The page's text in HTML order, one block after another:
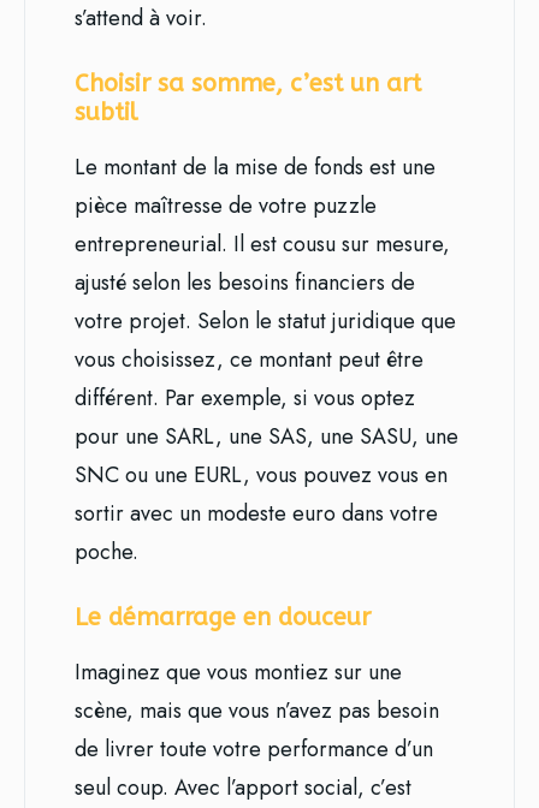
s’attend à voir.
Choisir sa somme, c’est un art
subtil
Le montant de la mise de fonds est une
pièce maîtresse de votre puzzle
entrepreneurial. Il est cousu sur mesure,
ajusté selon les besoins financiers de
votre projet. Selon le statut juridique que
vous choisissez, ce montant peut être
différent. Par exemple, si vous optez
pour une SARL, une SAS, une SASU, une
SNC ou une EURL, vous pouvez vous en
sortir avec un modeste euro dans votre
poche.
Le démarrage en douceur
Imaginez que vous montiez sur une
scène, mais que vous n’avez pas besoin
de livrer toute votre performance d’un
seul coup. Avec l’apport social, c’est